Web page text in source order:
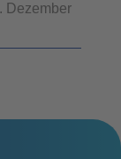
Dezember